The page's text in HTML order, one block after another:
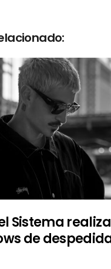
Sistema
de